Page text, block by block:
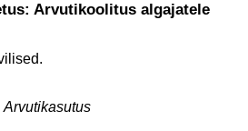
Arvutikoolitus algajatele
Arvutikasutus